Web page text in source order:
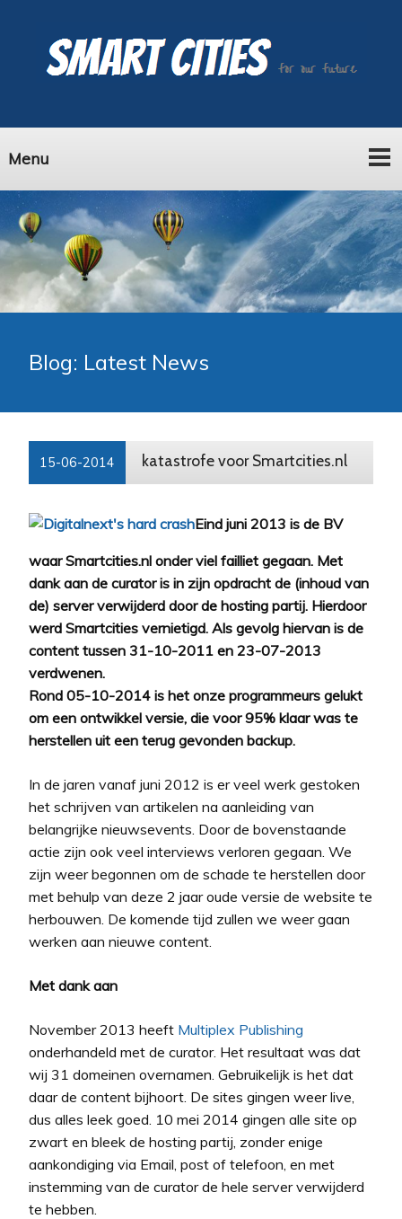
Menu
Blog: Latest News
15-06-2014 katastrofe voor Smartcities.nl
Eind juni 2013 is de BV
waar Smartcities.nl onder viel failliet gegaan. Met
dank aan de curator is in zijn opdracht de (inhoud van
de) server verwijderd door de hosting partij. Hierdoor
werd Smartcities vernietigd. Als gevolg hiervan is de
content tussen 31-10-2011 en 23-07-2013
verdwenen.
Rond 05-10-2014 is het onze programmeurs gelukt
om een ontwikkel versie, die voor 95% klaar was te
herstellen uit een terug gevonden backup.
In de jaren vanaf juni 2012 is er veel werk gestoken
het schrijven van artikelen na aanleiding van
belangrijke nieuwsevents. Door de bovenstaande
actie zijn ook veel interviews verloren gegaan. We
zijn weer begonnen om de schade te herstellen door
met behulp van deze 2 jaar oude versie de website te
herbouwen. De komende tijd zullen we weer gaan
werken aan nieuwe content.
Met dank aan
November 2013 heeft Multiplex Publishing
onderhandeld met de curator. Het resultaat was dat
wij 31 domeinen overnamen. Gebruikelijk is het dat
daar de content bijhoort. De sites gingen weer live,
dus alles leek goed. 10 mei 2014 gingen alle site op
zwart en bleek de hosting partij, zonder enige
aankondiging via Email, post of telefoon, en met
instemming van de curator de hele server verwijderd
te hebben.